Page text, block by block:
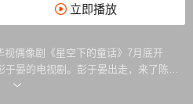
立即播放
视偶像剧《星空下的童话》7月底开
晏的电视剧。彭于晏出走，来了陈楚
田中千绘，加上演天王级歌手的李国